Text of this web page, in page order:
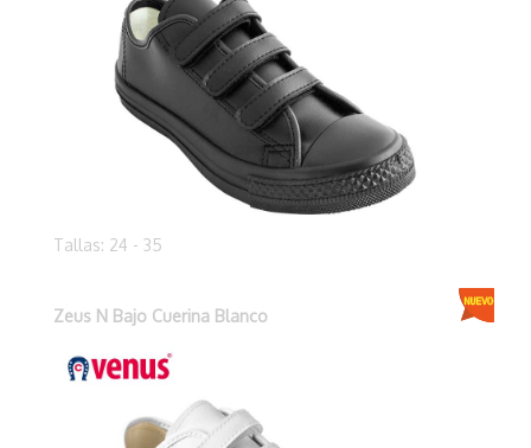
Tallas: 24 - 35
Zeus N Bajo Cuerina Blanco